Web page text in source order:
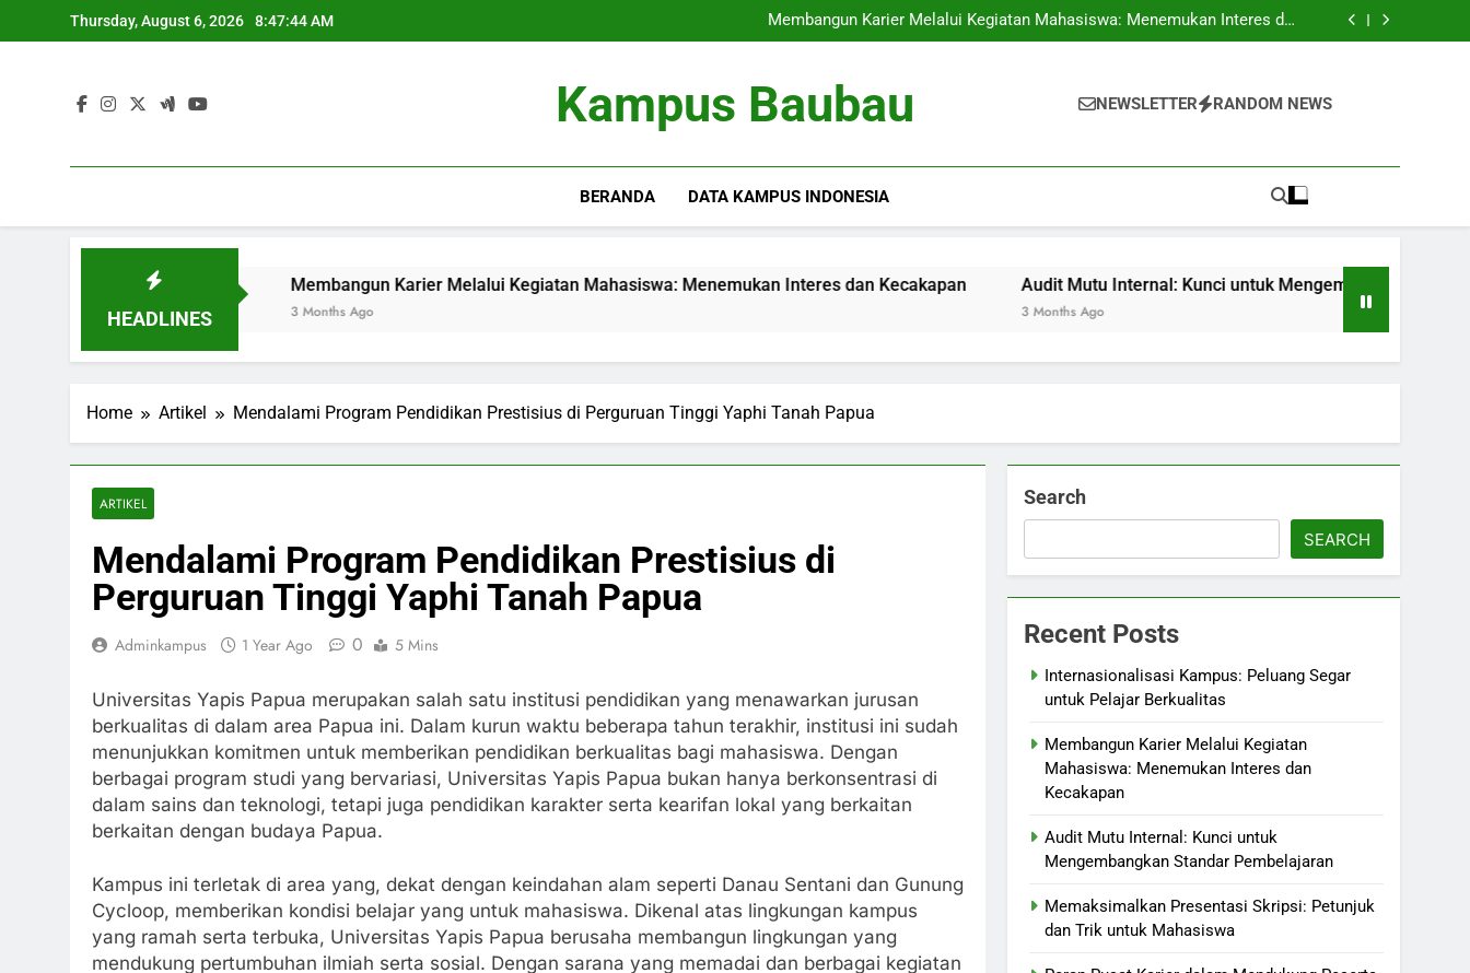
to
Thursday, August 6, 2026 8:47:45 AM
Membangun Karier Melalui Kegiatan Mahasiswa: Menemukan Interes dan
Kecakapan
Audit Mutu Internal: Kunci untuk Mengembangkan Standar Pembelajaran
Membangun Karier Melalui Kegiatan Mahasiswa: Menemukan Interes dan
Audit Mutu Internal: Kunci untuk Mengembangkan Standar Pembelajaran
Kampus Baubau NEWSLETTER RANDOM NEWS
BERANDA DATA KAMPUS INDONESIA
HEADLINES
Membangun Karier Melalui Kegiatan Mahasiswa: Menemukan Interes dan Kecakapan
3 Months Ago
Audit Mutu Internal: Kunci untuk Mengembangkan Standar
Home Artikel Mendalami Program Pendidikan Prestisius di Perguruan Tinggi Yaphi Tanah Papua
ARTIKEL
Mendalami Program Pendidikan Prestisius di
Perguruan Tinggi Yaphi Tanah Papua
Adminkampus 1 Year Ago 0 5 Mins
Universitas Yapis Papua merupakan salah satu institusi pendidikan yang menawarkan jurusan
berkualitas di dalam area Papua ini. Dalam kurun waktu beberapa tahun terakhir, institusi ini sudah
menunjukkan komitmen untuk memberikan pendidikan berkualitas bagi mahasiswa. Dengan
berbagai program studi yang bervariasi, Universitas Yapis Papua bukan hanya berkonsentrasi di
dalam sains dan teknologi, tetapi juga pendidikan karakter serta kearifan lokal yang berkaitan
berkaitan dengan budaya Papua.
Kampus ini terletak di area yang, dekat dengan keindahan alam seperti Danau Sentani dan Gunung
Cycloop, memberikan kondisi belajar yang untuk mahasiswa. Dikenal atas lingkungan kampus
yang ramah serta terbuka, Universitas Yapis Papua berusaha membangun lingkungan yang
mendukung pertumbuhan ilmiah serta sosial. Dengan sarana yang memadai dan berbagai kegiatan
Search
SEARCH
Recent Posts
Internasionalisasi Kampus: Peluang Segar
untuk Pelajar Berkualitas
Membangun Karier Melalui Kegiatan
Mahasiswa: Menemukan Interes dan
Kecakapan
Audit Mutu Internal: Kunci untuk
Mengembangkan Standar Pembelajaran
Memaksimalkan Presentasi Skripsi: Petunjuk
dan Trik untuk Mahasiswa